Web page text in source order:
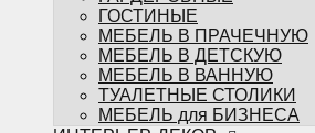
ЭЛЕКТРОКАМИНЫ
МЯГКАЯ МЕБЕЛЬ
ДИВАНЫ
КРОВАТИ
ПРИКРОВАТНЫЕ ТУМБЫ
КОМПЛЕКТУЮЩИЕ
СТОЛЕШНИЦЫ
ГОСТИНЫЕ
МЕБЕЛЬ В ПРАЧЕЧНУЮ
МЕБЕЛЬ В ДЕТСКУЮ
МЕБЕЛЬ В ВАННУЮ
ТУАЛЕТНЫЕ СТОЛИКИ
МЕБЕЛЬ для БИЗНЕСА